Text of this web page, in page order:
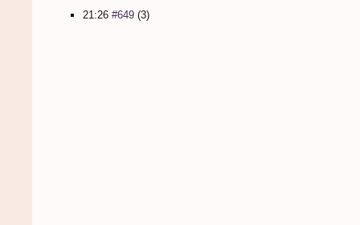
21:26 #649 (3)